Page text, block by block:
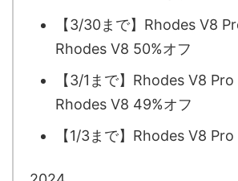
【3/30まで】Rhodes V8
Rhodes V8 50%オフ
【3/1まで】Rhodes V8
Rhodes V8 49%オフ
【1/3まで】Rhodes V8